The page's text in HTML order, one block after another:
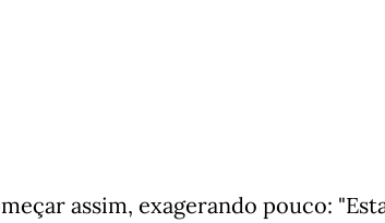
assim, exagerando pouco: